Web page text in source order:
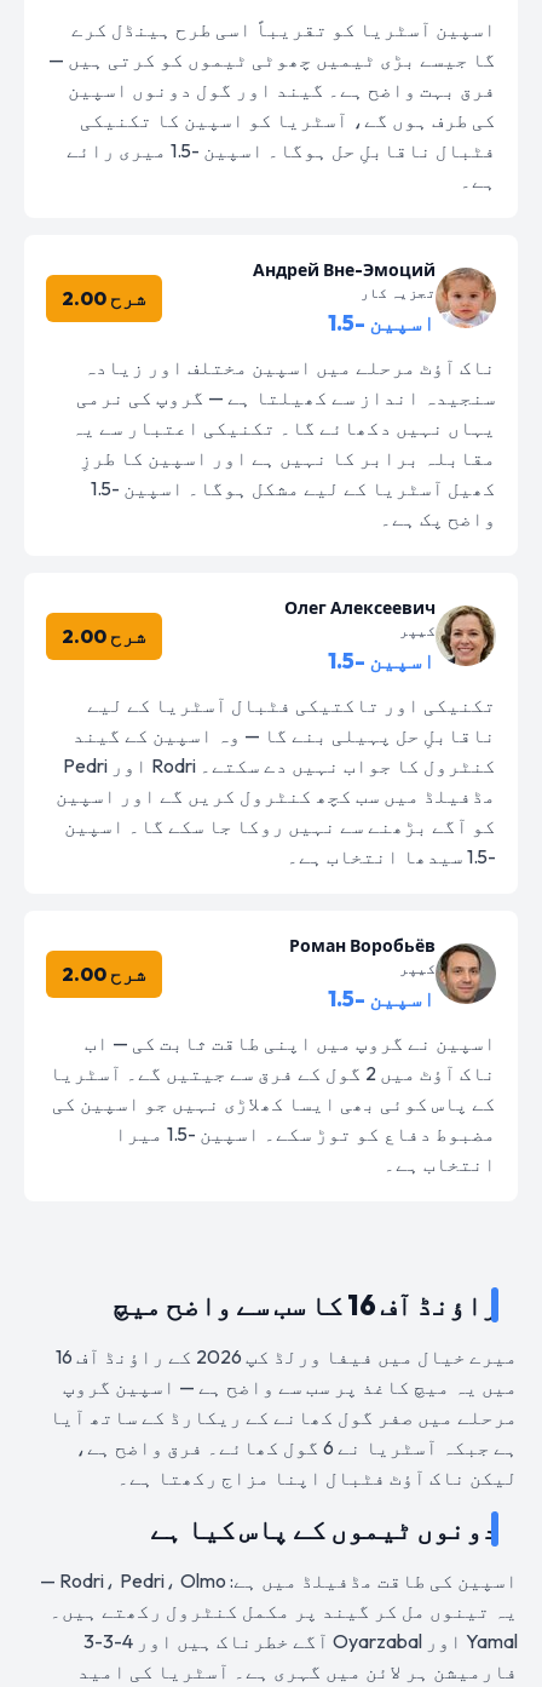
اسپین آسٹریا کو تقریباً اسی طرح ہینڈل کرے
گا جیسے بڑی ٹیمیں چھوٹی ٹیموں کو کرتی ہیں —
فرق بہت واضح ہے۔ گیند اور گول دونوں اسپین
کی طرف ہوں گے، آسٹریا کو اسپین کا تکنیکی
فٹبال ناقابلِ حل ہوگا۔ اسپین -1.5 میری رائے
ہے۔
Андрей Вне-Эмоций
تجزیہ کار
اسپین -1.5
شرح 2.00
ناک آؤٹ مرحلے میں اسپین مختلف اور زیادہ
سنجیدہ انداز سے کھیلتا ہے — گروپ کی نرمی
یہاں نہیں دکھائے گا۔ تکنیکی اعتبار سے یہ
مقابلہ برابر کا نہیں ہے اور اسپین کا طرزِ
کھیل آسٹریا کے لیے مشکل ہوگا۔ اسپین -1.5
واضح پک ہے۔
Олег Алексеевич
کیپر
اسپین -1.5
شرح 2.00
تکنیکی اور تاکتیکی فٹبال آسٹریا کے لیے
ناقابلِ حل پہیلی بنے گا — وہ اسپین کے گیند
کنٹرول کا جواب نہیں دے سکتے۔ Rodri اور Pedri
مڈفیلڈ میں سب کچھ کنٹرول کریں گے اور اسپین
کو آگے بڑھنے سے نہیں روکا جا سکے گا۔ اسپین
-1.5 سیدھا انتخاب ہے۔
Роман Воробьёв
کیپر
اسپین -1.5
شرح 2.00
اسپین نے گروپ میں اپنی طاقت ثابت کی — اب
ناک آؤٹ میں 2 گول کے فرق سے جیتیں گے۔ آسٹریا
کے پاس کوئی بھی ایسا کھلاڑی نہیں جو اسپین کی
مضبوط دفاع کو توڑ سکے۔ اسپین -1.5 میرا
انتخاب ہے۔
راؤنڈ آف 16 کا سب سے واضح میچ
میرے خیال میں فیفا ورلڈ کپ 2026 کے راؤنڈ آف 16
میں یہ میچ کاغذ پر سب سے واضح ہے — اسپین گروپ
مرحلے میں صفر گول کھانے کے ریکارڈ کے ساتھ آیا
ہے جبکہ آسٹریا نے 6 گول کھائے۔ فرق واضح ہے،
لیکن ناک آؤٹ فٹبال اپنا مزاج رکھتا ہے۔
دونوں ٹیموں کے پاس کیا ہے
اسپین کی طاقت مڈفیلڈ میں ہے: Rodri، Pedri، Olmo —
یہ تینوں مل کر گیند پر مکمل کنٹرول رکھتے ہیں۔
Yamal اور Oyarzabal آگے خطرناک ہیں اور 4-3-3
فارمیشن ہر لائن میں گہری ہے۔ آسٹریا کی امید